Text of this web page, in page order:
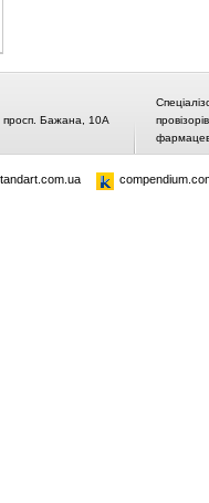
просп. Бажана, 10А